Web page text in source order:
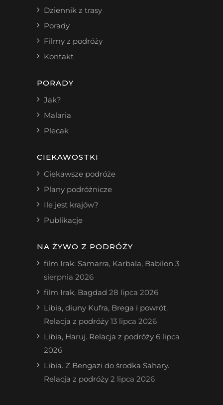
Dziennik z trasy
Porady
Filmy z podróży
Kontakt
PORADY
Jak?
Malaria
Plecak
CIEKAWOSTKI
Ciekawsze podróże
Plany podróżnicze
Ile jest krajów?
Publikacje
NA ŻYWO Z PODRÓŻY
film Irak: Samarra, Karbala, Babilon 3
sierpnia 2026
film Irak, Bagdad 28 lipca 2026
Libia, diuny Kufra, Brega i powrót.
Relacja z podróży 13 lipca 2026
Libia, Haruj. Relacja z podróży 6 lipca
2026
Libia. Z Bengazi do środka Sahary.
Relacja z podróży 2 lipca 2026